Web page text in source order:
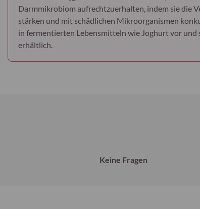
Darmmikrobiom aufrechtzuerhalten, indem sie die
stärken und mit schädlichen Mikroorganismen
in fermentierten Lebensmitteln wie Joghurt vor und
erhältlich.
Keine Fragen